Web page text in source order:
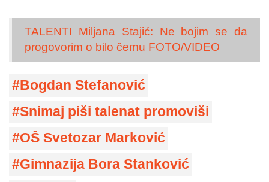
TALENTI Miljana Stajić: Ne bojim se da
progovorim o bilo čemu FOTO/VIDEO
Bogdan Stefanović
Snimaj piši talenat promoviši
OŠ Svetozar Marković
Gimnazija Bora Stanković